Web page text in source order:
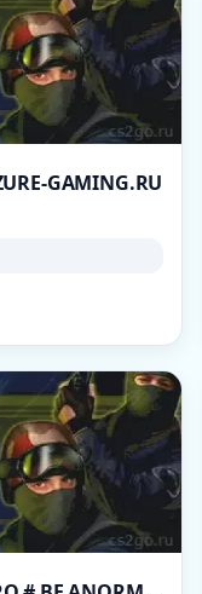
GAMING.RU